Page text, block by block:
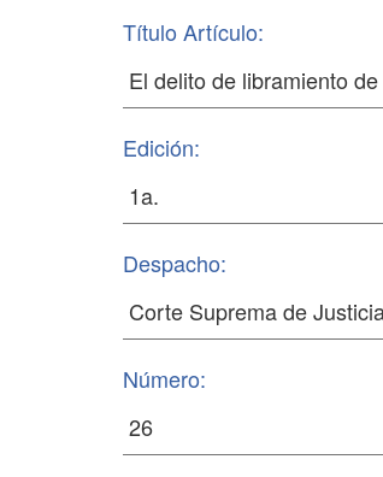
Título Artículo:
Edición:
Despacho:
Número: